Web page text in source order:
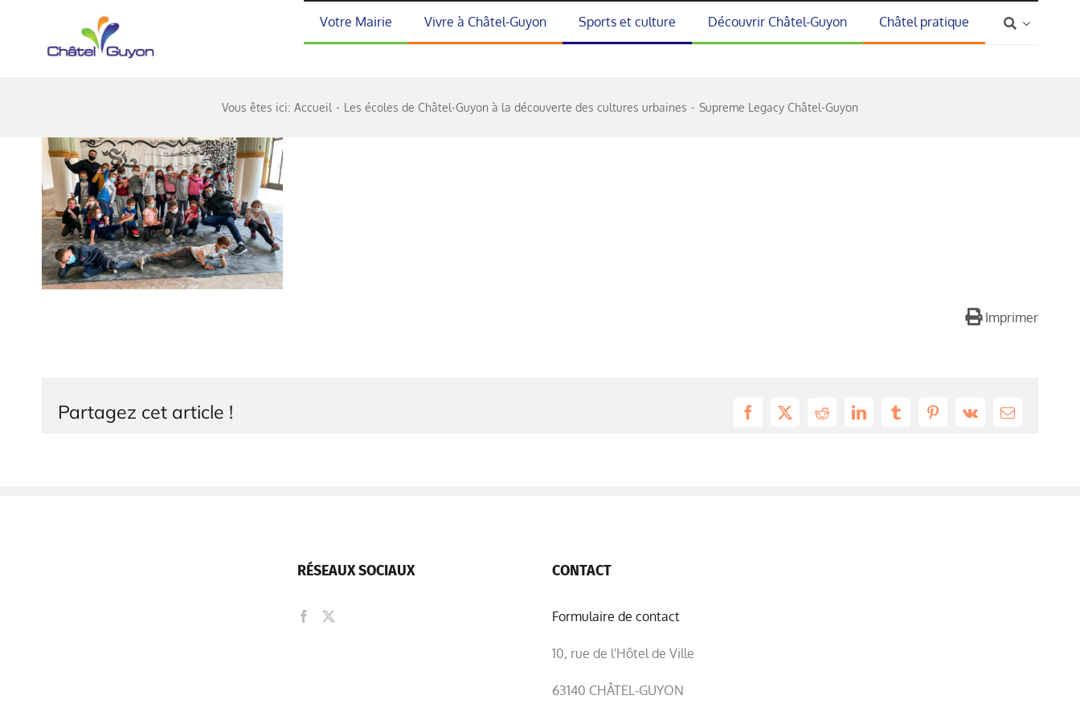
Votre Mairie Vivre à Châtel-Guyon Sports et culture Découvrir Châtel-Guyon Châtel pratique
Vous êtes ici: Accueil Les écoles de Châtel-Guyon à la découverte des cultures urbaines Supreme Legacy Châtel-Guyon
Imprimer
Partagez cet article ! Facebook
X RedditLinkedInTumblrPinterest
Vk Email
RÉSEAUX SOCIAUX CONTACT
Formulaire de contact
10, rue de l'Hôtel de Ville
63140 CHÂTEL-GUYON